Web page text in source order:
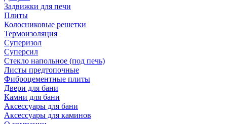
Задвижки для печи
Плиты
Колосниковые решетки
Термоизоляция
Суперизол
Суперсил
Стекло напольное (под печь)
Листы предтопочные
Фиброцементные плиты
Двери для бани
Камни для бани
Аксессуары для бани
Аксессуары для каминов